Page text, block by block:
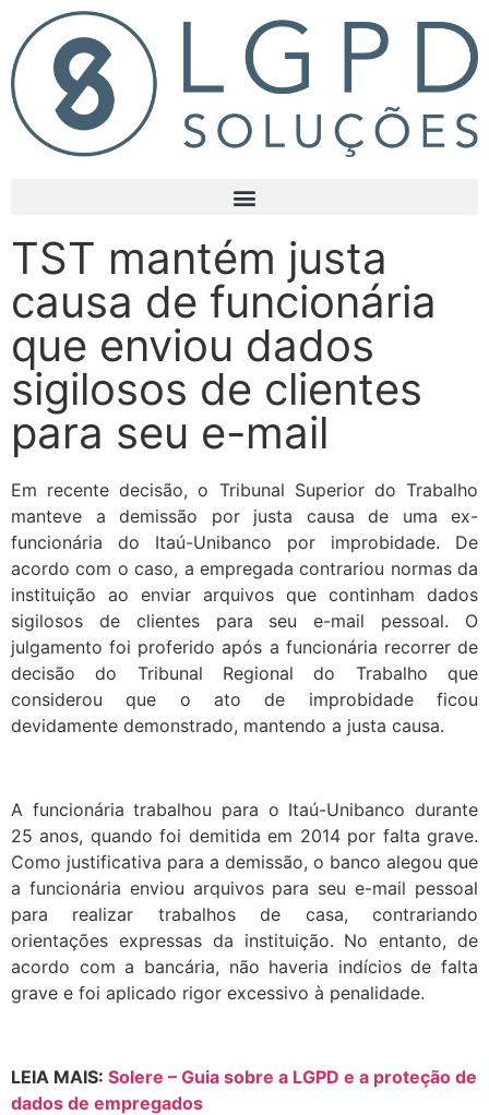
TST mantém justa
causa de funcionária
que enviou dados
sigilosos de clientes
para seu e-mail
Em recente decisão, o Tribunal Superior do Trabalho
manteve a demissão por justa causa de uma ex-
funcionária do Itaú-Unibanco por improbidade. De
acordo com o caso, a empregada contrariou normas da
instituição ao enviar arquivos que continham dados
sigilosos de clientes para seu e-mail pessoal. O
julgamento foi proferido após a funcionária recorrer de
decisão do Tribunal Regional do Trabalho que
considerou que o ato de improbidade ficou
devidamente demonstrado, mantendo a justa causa.
A funcionária trabalhou para o Itaú-Unibanco durante
25 anos, quando foi demitida em 2014 por falta grave.
Como justificativa para a demissão, o banco alegou que
a funcionária enviou arquivos para seu e-mail pessoal
para realizar trabalhos de casa, contrariando
orientações expressas da instituição. No entanto, de
acordo com a bancária, não haveria indícios de falta
grave e foi aplicado rigor excessivo à penalidade.
LEIA MAIS: Solere – Guia sobre a LGPD e a proteção de
dados de empregados